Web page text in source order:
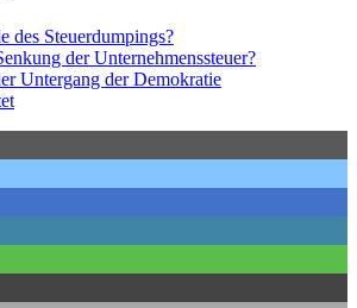
des Steuerdumpings?
der Unternehmenssteuer?
Untergang der Demokratie